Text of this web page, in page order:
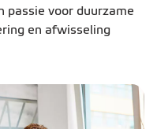
passie voor duurzame
en afwisseling